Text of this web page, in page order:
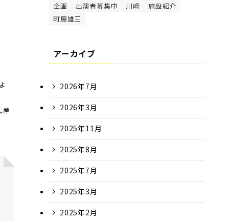
産
企画
出演者募集中 川崎
施設紹介
町屋雄三
アーカイブ
2026年7月
2026年3月
2025年11月
2025年8月
2025年7月
2025年3月
2025年2月